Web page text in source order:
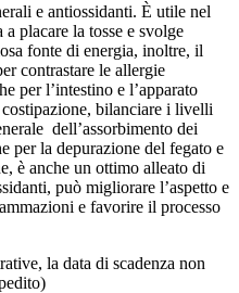
e antiossidanti. È utile nel
placare la tosse e svolge
fonte di energia, inoltre, il
contrastare le allergie
per l’intestino e l’apparato
bilanciare i livelli
dell’assorbimento dei
per la depurazione del fegato e
è anche un ottimo alleato di
può migliorare l’aspetto e
e favorire il processo
la data di scadenza non